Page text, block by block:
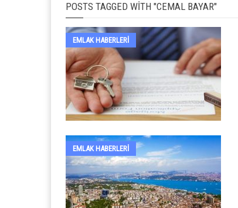
POSTS TAGGED WITH "CEMAL BAYAR"
EMLAK HABERLERI
EMLAK HABERLERI